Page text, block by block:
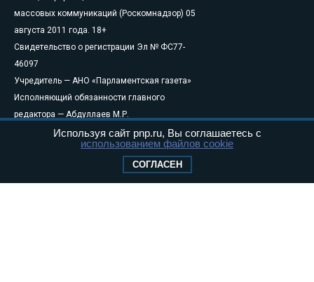
массовых коммуникаций (Роскомнадзор) 05
августа 2011 года. 18+
Свидетельство о регистрации Эл № ФС77-
46097
Учредитель — АНО «Парламентская газета»
Исполняющий обязанности главного
редактора — Абдуллаев М.Р.
Тел.: +7 (495) 637–69–79 E-mail:pg@pnp.ru
«Парламентская газета» - официальное еженедельное издание
Федерального Собрания РФ. Издается с 1997 года. Учредители
Используя сайт pnp.ru, Вы соглашаетесь с
использованием файлов cookie
СОГЛАСЕН